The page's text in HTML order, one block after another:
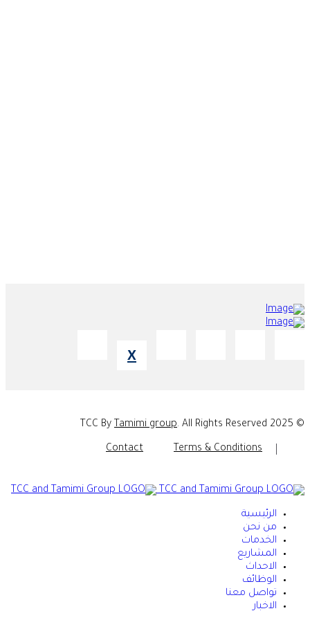
X
© 2025 TCC By
Tamimi group. All Rights Reserved
Terms & Conditions
Contact
الرئيسية
من نحن
الخدمات
المشاريع
الاحداث
الوظائف
تواصل معنا
الاخبار